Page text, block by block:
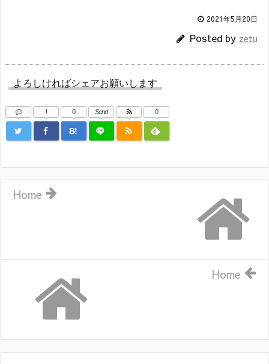
2021年5月20日
Posted by zetu
よろしければシェアお願いします
!
B!
0 Send 0
Home
Home